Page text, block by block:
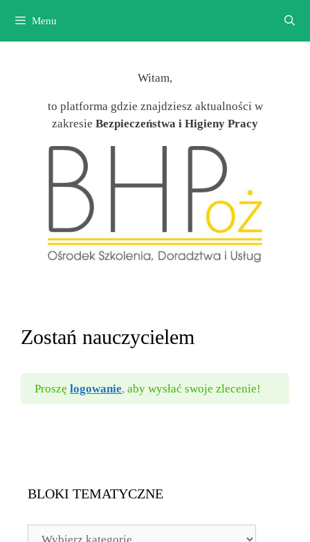
treści
Menu
Witam,
to platforma gdzie znajdziesz aktualności w
zakresie Bezpieczeństwa i Higieny Pracy
Zostań nauczycielem
Proszę logowanie, aby wysłać swoje zlecenie!
BLOKI TEMATYCZNE
BLOKI